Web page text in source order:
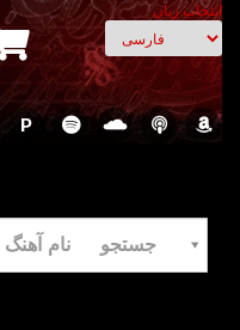
انتخاب زبان
P
جستجو نام